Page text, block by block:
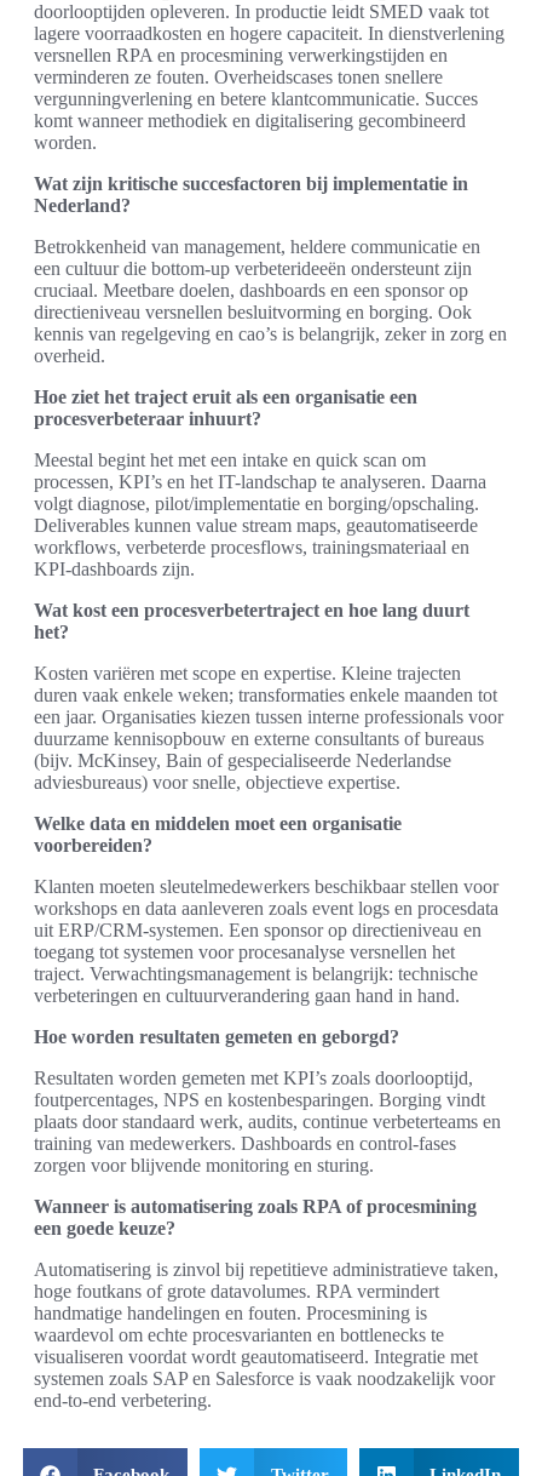
doorlooptijden opleveren. In productie leidt SMED vaak tot
lagere voorraadkosten en hogere capaciteit. In dienstverlening
versnellen RPA en procesmining verwerkingstijden en
verminderen ze fouten. Overheidscases tonen snellere
vergunningverlening en betere klantcommunicatie. Succes
komt wanneer methodiek en digitalisering gecombineerd
worden.
Wat zijn kritische succesfactoren bij implementatie in
Nederland?
Betrokkenheid van management, heldere communicatie en
een cultuur die bottom-up verbeterideeën ondersteunt zijn
cruciaal. Meetbare doelen, dashboards en een sponsor op
directieniveau versnellen besluitvorming en borging. Ook
kennis van regelgeving en cao’s is belangrijk, zeker in zorg en
overheid.
Hoe ziet het traject eruit als een organisatie een
procesverbeteraar inhuurt?
Meestal begint het met een intake en quick scan om
processen, KPI’s en het IT-landschap te analyseren. Daarna
volgt diagnose, pilot/implementatie en borging/opschaling.
Deliverables kunnen value stream maps, geautomatiseerde
workflows, verbeterde procesflows, trainingsmateriaal en
KPI-dashboards zijn.
Wat kost een procesverbetertraject en hoe lang duurt
het?
Kosten variëren met scope en expertise. Kleine trajecten
duren vaak enkele weken; transformaties enkele maanden tot
een jaar. Organisaties kiezen tussen interne professionals voor
duurzame kennisopbouw en externe consultants of bureaus
(bijv. McKinsey, Bain of gespecialiseerde Nederlandse
adviesbureaus) voor snelle, objectieve expertise.
Welke data en middelen moet een organisatie
voorbereiden?
Klanten moeten sleutelmedewerkers beschikbaar stellen voor
workshops en data aanleveren zoals event logs en procesdata
uit ERP/CRM-systemen. Een sponsor op directieniveau en
toegang tot systemen voor procesanalyse versnellen het
traject. Verwachtingsmanagement is belangrijk: technische
verbeteringen en cultuurverandering gaan hand in hand.
Hoe worden resultaten gemeten en geborgd?
Resultaten worden gemeten met KPI’s zoals doorlooptijd,
foutpercentages, NPS en kostenbesparingen. Borging vindt
plaats door standaard werk, audits, continue verbeterteams en
training van medewerkers. Dashboards en control-fases
zorgen voor blijvende monitoring en sturing.
Wanneer is automatisering zoals RPA of procesmining
een goede keuze?
Automatisering is zinvol bij repetitieve administratieve taken,
hoge foutkans of grote datavolumes. RPA vermindert
handmatige handelingen en fouten. Procesmining is
waardevol om echte procesvarianten en bottlenecks te
visualiseren voordat wordt geautomatiseerd. Integratie met
systemen zoals SAP en Salesforce is vaak noodzakelijk voor
end-to-end verbetering.